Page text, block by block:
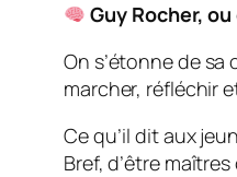
Guy Rocher,
On s’étonne de sa
marcher, réfléchir
Ce qu’il dit aux
Bref, d’être